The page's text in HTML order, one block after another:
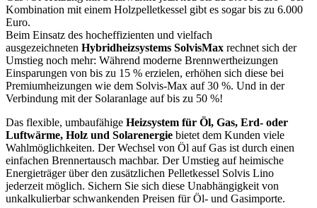
Kombination mit einem Holzpelletkessel gibt es sogar bis zu 6.000
Euro.
Beim Einsatz des hocheffizienten und vielfach
ausgezeichneten Hybridheizsystems SolvisMax rechnet sich der
Umstieg noch mehr: Während moderne Brennwertheizungen
Einsparungen von bis zu 15 % erzielen, erhöhen sich diese bei
Premiumheizungen wie dem Solvis-Max auf 30 %. Und in der
Verbindung mit der Solaranlage auf bis zu 50 %!
Das flexible, umbaufähige Heizsystem für Öl, Gas, Erd- oder
Luftwärme, Holz und Solarenergie bietet dem Kunden viele
Wahlmöglichkeiten. Der Wechsel von Öl auf Gas ist durch einen
einfachen Brennertausch machbar. Der Umstieg auf heimische
Energieträger über den zusätzlichen Pelletkessel Solvis Lino
jederzeit möglich. Sichern Sie sich diese Unabhängigkeit von
unkalkulierbar schwankenden Preisen für Öl- und Gasimporte.